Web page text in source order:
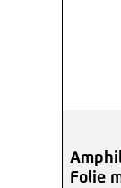
Folie